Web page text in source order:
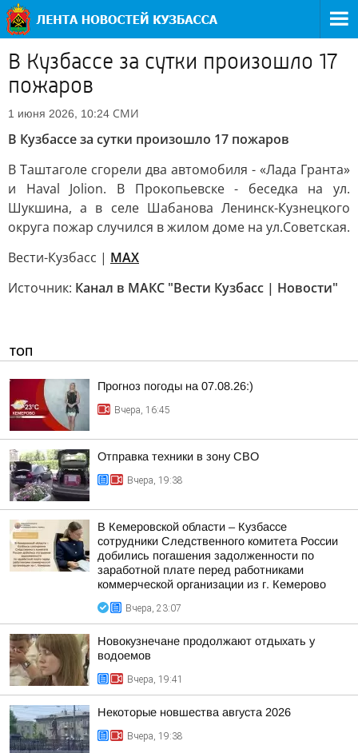
В Кузбассе за сутки произошло 17
пожаров
1 июня 2026, 10:24 СМИ
В Кузбассе за сутки произошло 17 пожаров
В Таштаголе сгорели два автомобиля - «Лада Гранта»
и Haval Jolion. В Прокопьевске - беседка на ул.
Шукшина, а в селе Шабанова Ленинск-Кузнецкого
округа пожар случился в жилом доме на ул.Советская.
Вести-Кузбасс | MAX
Источник: Канал в МАКС "Вести Кузбасс | Новости"
ТОП
Прогноз погоды на 07.08.26:)
Вчера, 16:45
Отправка техники в зону СВО
Вчера, 19:38
В Кемеровской области – Кузбассе
сотрудники Следственного комитета России
добились погашения задолженности по
заработной плате перед работниками
коммерческой организации из г. Кемерово
Вчера, 23:07
Новокузнечане продолжают отдыхать у
водоемов
Вчера, 19:41
Некоторые новшества августа 2026
Вчера, 19:38